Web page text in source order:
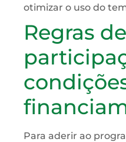
otimizar o uso do
Regras de
Para aderir ao